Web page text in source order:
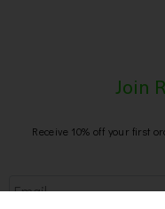
Join
Receive 10% off your first